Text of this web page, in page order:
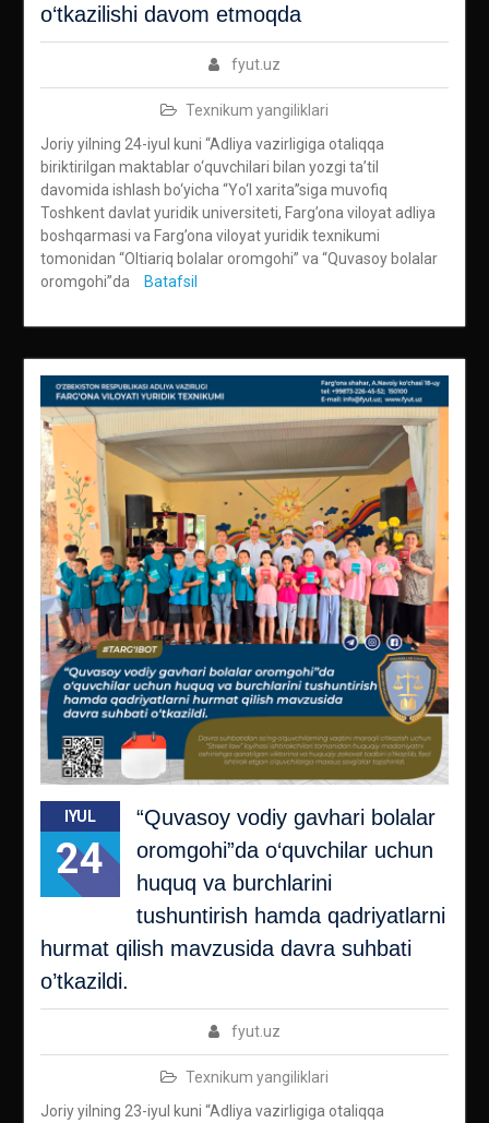
o‘tkazilishi davom etmoqda
fyut.uz
Texnikum yangiliklari
Joriy yilning 24-iyul kuni “Adliya vazirligiga otaliqqa
biriktirilgan maktablar o‘quvchilari bilan yozgi ta’til
davomida ishlash bo‘yicha “Yo‘l xarita”siga muvofiq
Toshkent davlat yuridik universiteti, Farg’ona viloyat adliya
boshqarmasi va Farg’ona viloyat yuridik texnikumi
tomonidan “Oltiariq bolalar oromgohi” va “Quvasoy bolalar
oromgohi”da
Batafsil
IYUL
24
“Quvasoy vodiy gavhari bolalar
oromgohi”da o‘quvchilаr uchun
huquq vа burchlаrini
tushuntirish hamda qаdriyatlаrni
hurmаt qilish mаvzusida davra suhbati
o’tkazildi.
fyut.uz
Texnikum yangiliklari
Joriy yilning 23-iyul kuni “Adliya vazirligiga otaliqqa